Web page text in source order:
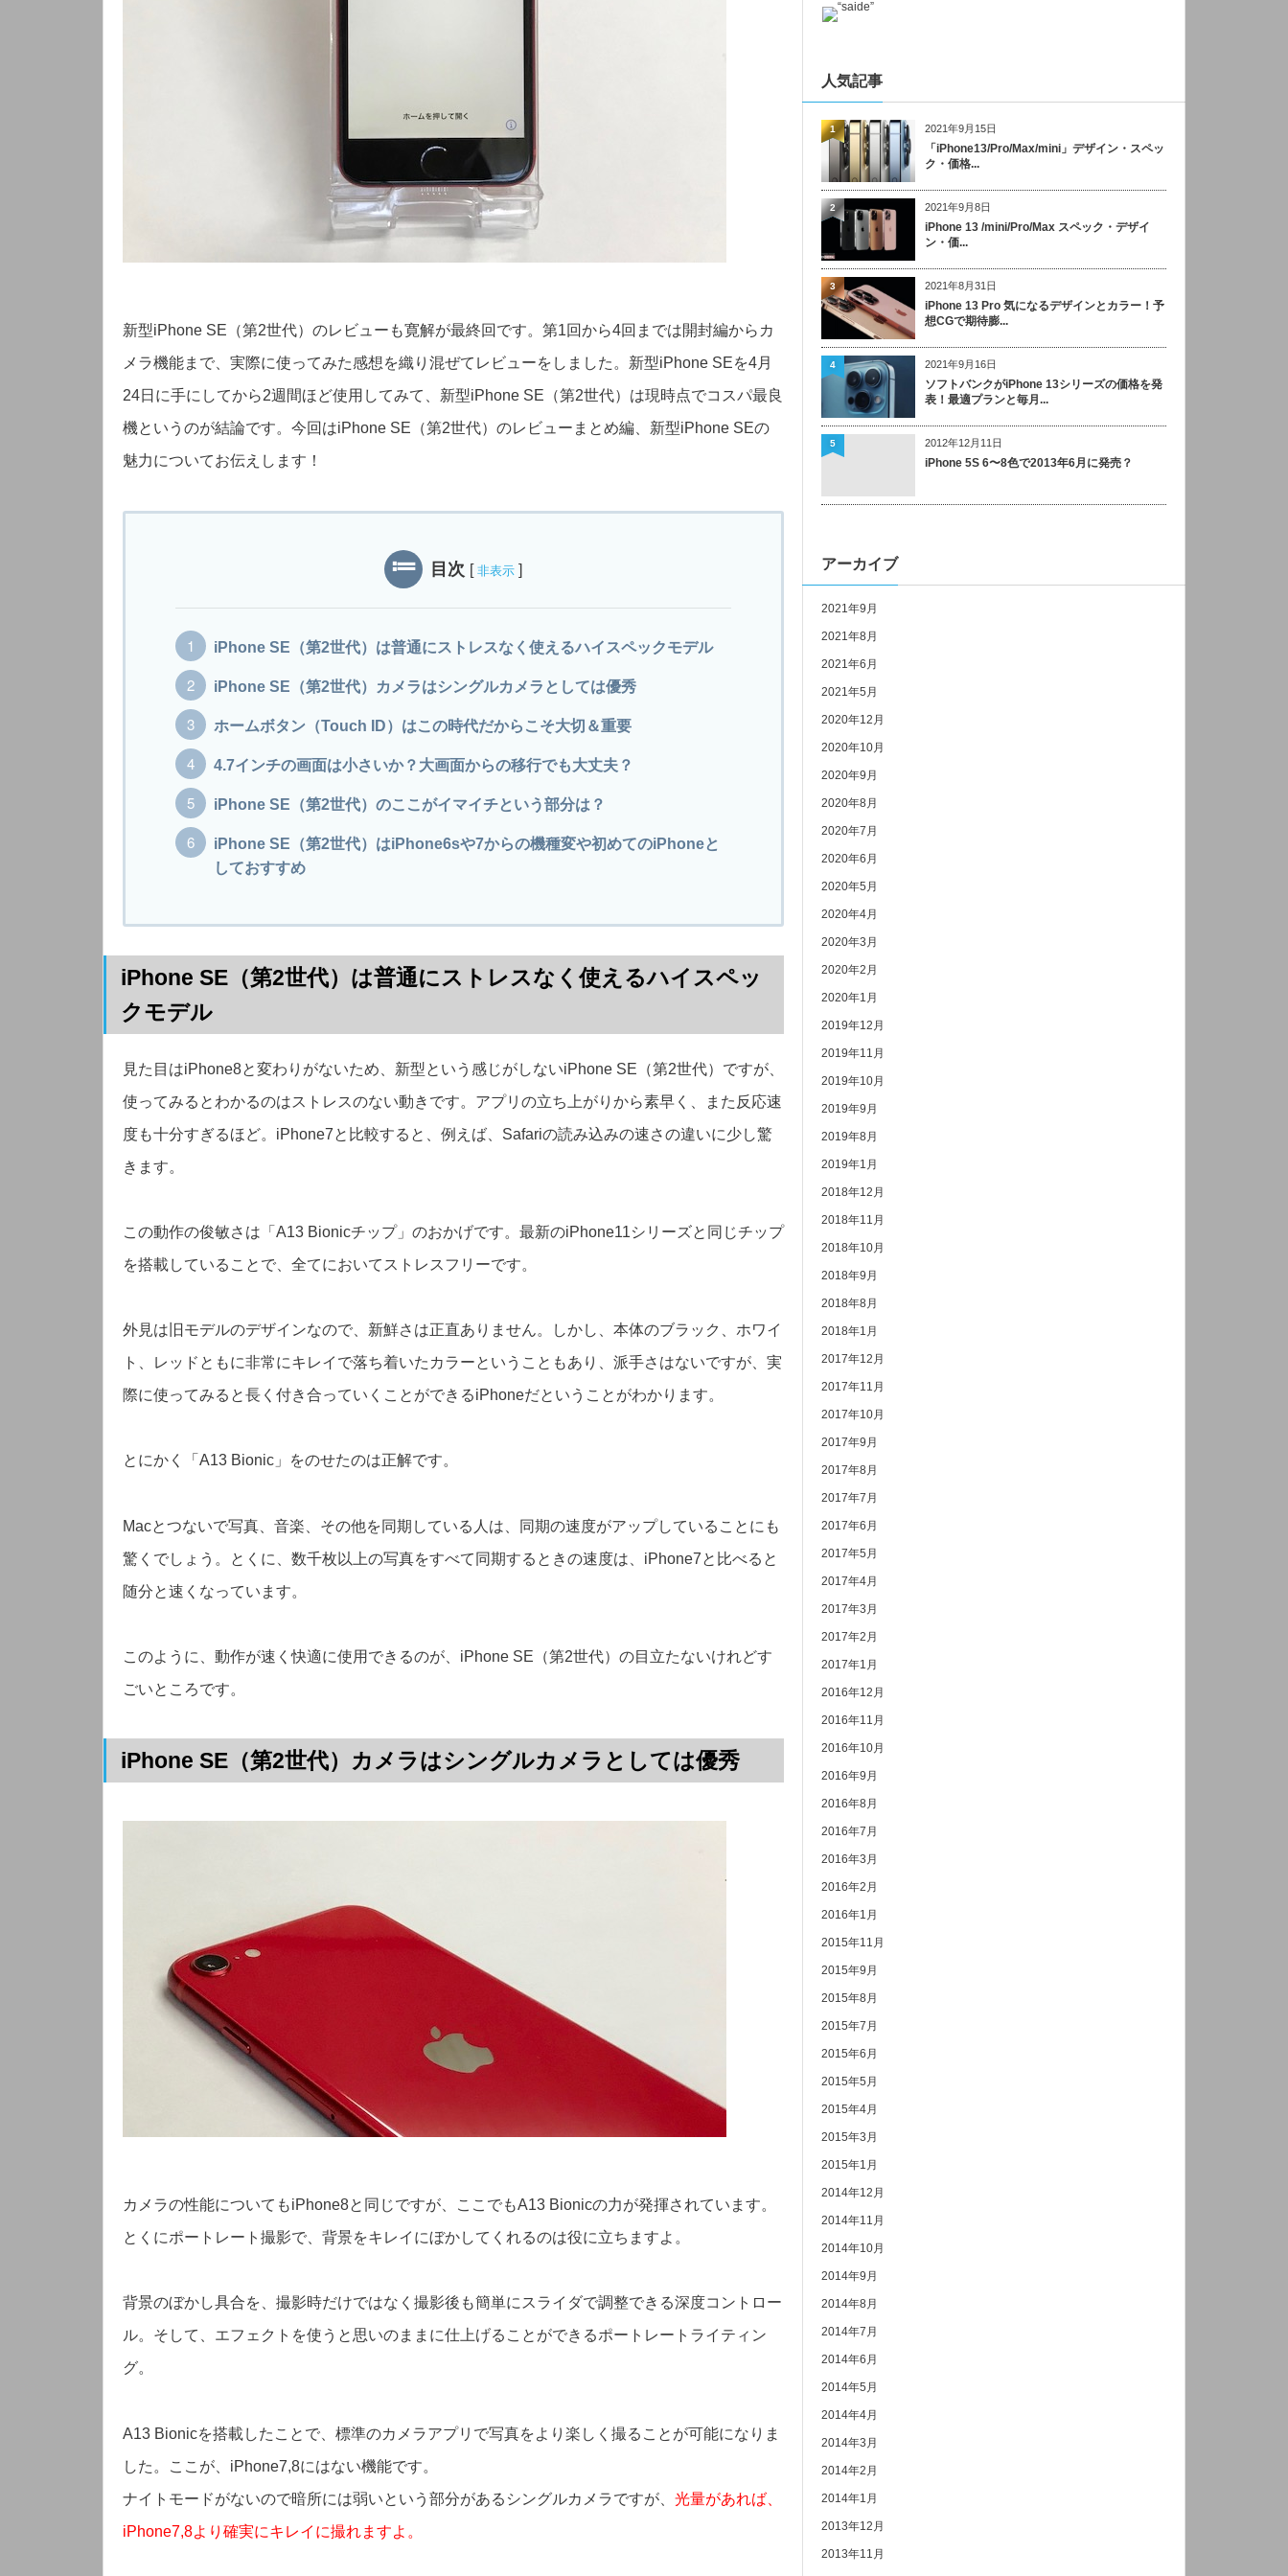
新型iPhone SE（第2世代）のレビューも寛解が最終回です。第1回から4回までは開封編からカ
メラ機能まで、実際に使ってみた感想を織り混ぜてレビューをしました。新型iPhone SEを4月
24日に手にしてから2週間ほど使用してみて、新型iPhone SE（第2世代）は現時点でコスパ最良
機というのが結論です。今回はiPhone SE（第2世代）のレビューまとめ編、新型iPhone SEの
魅力についてお伝えします！
目次 [ 非表示 ]
iPhone SE（第2世代）は普通にストレスなく使えるハイスペックモデル
iPhone SE（第2世代）カメラはシングルカメラとしては優秀
ホームボタン（Touch ID）はこの時代だからこそ大切＆重要
4.7インチの画面は小さいか？大画面からの移行でも大丈夫？
iPhone SE（第2世代）のここがイマイチという部分は？
iPhone SE（第2世代）はiPhone6sや7からの機種変や初めてのiPhoneと
しておすすめ
iPhone SE（第2世代）は普通にストレスなく使えるハイスペッ
クモデル
見た目はiPhone8と変わりがないため、新型という感じがしないiPhone SE（第2世代）ですが、
使ってみるとわかるのはストレスのない動きです。アプリの立ち上がりから素早く、また反応速
度も十分すぎるほど。iPhone7と比較すると、例えば、Safariの読み込みの速さの違いに少し驚
きます。
この動作の俊敏さは「A13 Bionicチップ」のおかげです。最新のiPhone11シリーズと同じチップ
を搭載していることで、全てにおいてストレスフリーです。
外見は旧モデルのデザインなので、新鮮さは正直ありません。しかし、本体のブラック、ホワイ
ト、レッドともに非常にキレイで落ち着いたカラーということもあり、派手さはないですが、実
際に使ってみると長く付き合っていくことができるiPhoneだということがわかります。
とにかく「A13 Bionic」をのせたのは正解です。
Macとつないで写真、音楽、その他を同期している人は、同期の速度がアップしていることにも
驚くでしょう。とくに、数千枚以上の写真をすべて同期するときの速度は、iPhone7と比べると
随分と速くなっています。
このように、動作が速く快適に使用できるのが、iPhone SE（第2世代）の目立たないけれどす
ごいところです。
iPhone SE（第2世代）カメラはシングルカメラとしては優秀
カメラの性能についてもiPhone8と同じですが、ここでもA13 Bionicの力が発揮されています。
とくにポートレート撮影で、背景をキレイにぼかしてくれるのは役に立ちますよ。
背景のぼかし具合を、撮影時だけではなく撮影後も簡単にスライダで調整できる深度コントロー
ル。そして、エフェクトを使うと思いのままに仕上げることができるポートレートライティン
グ。
A13 Bionicを搭載したことで、標準のカメラアプリで写真をより楽しく撮ることが可能になりま
した。ここが、iPhone7,8にはない機能です。
ナイトモードがないので暗所には弱いという部分があるシングルカメラですが、 光量があれば、
iPhone7,8より確実にキレイに撮れますよ。
人気記事
2021年9月15日
「iPhone13/Pro/Max/mini」デザイン・スペッ
ク・価格...
1
2021年9月8日
iPhone 13 /mini/Pro/Max スペック・デザイ
ン・価...
2
2021年8月31日
iPhone 13 Pro 気になるデザインとカラー！予
想CGで期待膨...
3
2021年9月16日
ソフトバンクがiPhone 13シリーズの価格を発
表！最適プランと毎月...
4
2012年12月11日
iPhone 5S 6〜8色で2013年6月に発売？
5
アーカイブ
2021年9月
2021年8月
2021年6月
2021年5月
2020年12月
2020年10月
2020年9月
2020年8月
2020年7月
2020年6月
2020年5月
2020年4月
2020年3月
2020年2月
2020年1月
2019年12月
2019年11月
2019年10月
2019年9月
2019年8月
2019年1月
2018年12月
2018年11月
2018年10月
2018年9月
2018年8月
2018年1月
2017年12月
2017年11月
2017年10月
2017年9月
2017年8月
2017年7月
2017年6月
2017年5月
2017年4月
2017年3月
2017年2月
2017年1月
2016年12月
2016年11月
2016年10月
2016年9月
2016年8月
2016年7月
2016年3月
2016年2月
2016年1月
2015年11月
2015年9月
2015年8月
2015年7月
2015年6月
2015年5月
2015年4月
2015年3月
2015年1月
2014年12月
2014年11月
2014年10月
2014年9月
2014年8月
2014年7月
2014年6月
2014年5月
2014年4月
2014年3月
2014年2月
2014年1月
2013年12月
2013年11月